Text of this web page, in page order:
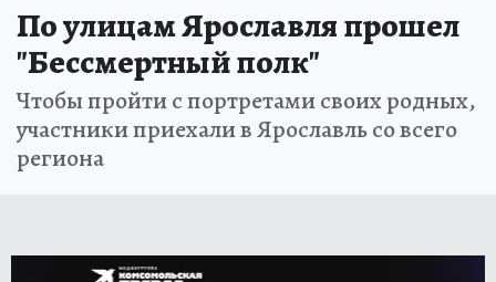
По улицам Ярославля прошел
"Бессмертный полк"
Чтобы пройти с портретами своих родных,
участники приехали в Ярославль со всего
региона